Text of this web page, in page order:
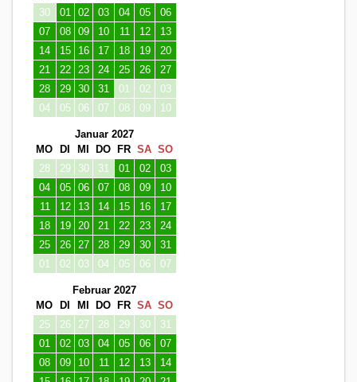
30
01 02 03 04 05
06
07
08 09 10 11 12
13
14
15 16 17 18 19
20
21
22 23 24 25 26
27
28
29 30 31 01 02
03
04
05 06 07 08 09 10
Januar 2027
MO
DI MI DO FR SA SO
28
29 30 31 01 02
03
04
05 06 07 08 09
10
11
12 13 14 15 16
17
18
19 20 21 22 23
24
25
26 27 28 29 30
31
01
02 03 04 05 06 07
Februar 2027
MO
DI MI DO FR SA SO
25
26 27 28 29 30
31
01
02 03 04 05 06
07
08
09 10 11 12 13
14